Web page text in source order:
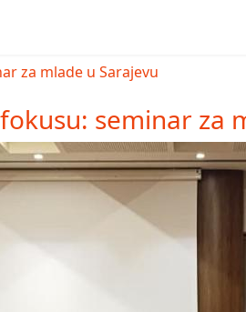
seminar za